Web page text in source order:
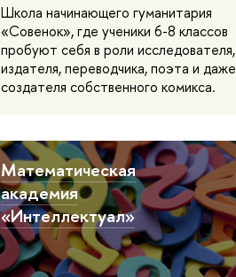
Школа начинающего гуманитария
«Совенок», где ученики 6-8 классов
пробуют себя в роли исследователя,
издателя, переводчика, поэта и даже
создателя собственного комикса.
Математическая
академия
«Интеллектуал»